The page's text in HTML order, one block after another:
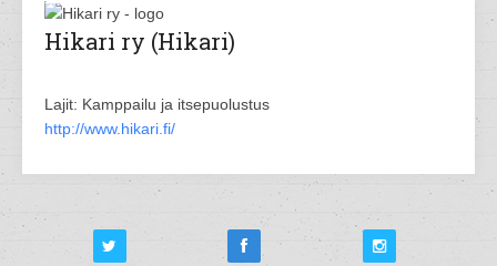
Hikari ry (Hikari)
Lajit: Kamppailu ja itsepuolustus
http://www.hikari.fi/